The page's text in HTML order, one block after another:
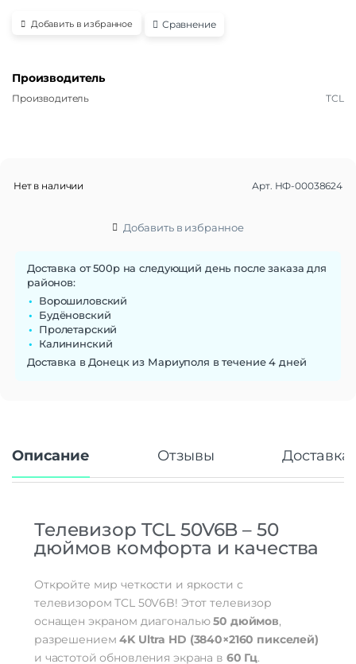
Добавить в избранное Сравнение
Производитель
Производитель TCL
Нет в наличии Арт. НФ-00038624
Добавить в избранное
Доставка от 500р на следующий день после заказа для
районов:
Ворошиловский
Будёновский
Пролетарский
Калининский
Доставка в Донецк из Мариуполя в течение 4 дней
Описание Отзывы Доставка
Телевизор TCL 50V6B – 50
дюймов комфорта и качества
Откройте мир четкости и яркости с
телевизором TCL 50V6B! Этот телевизор
оснащен экраном диагональю50 дюймов,
разрешением4K Ultra HD (3840×2160 пикселей)
и частотой обновления экрана в 60 Гц.